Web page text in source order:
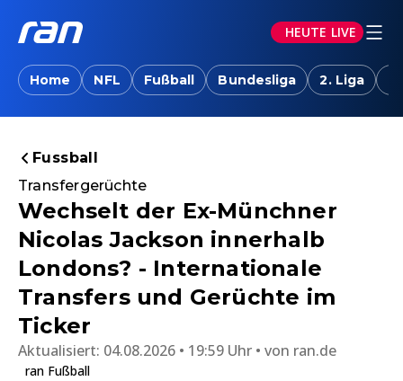
HEUTE LIVE
Home NFL Fußball Bundesliga 2. Liga
Fussball
Transfergerüchte
Wechselt der Ex-Münchner
Nicolas Jackson innerhalb
Londons? - Internationale
Transfers und Gerüchte im
Ticker
Aktualisiert: 04.08.2026 • 19:59 Uhr von ran.de
ran Fußball